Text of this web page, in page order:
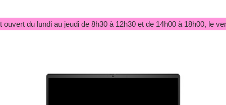
du lundi au jeudi de 8h30 à 12h30 et de 14h00 à 18h00, le